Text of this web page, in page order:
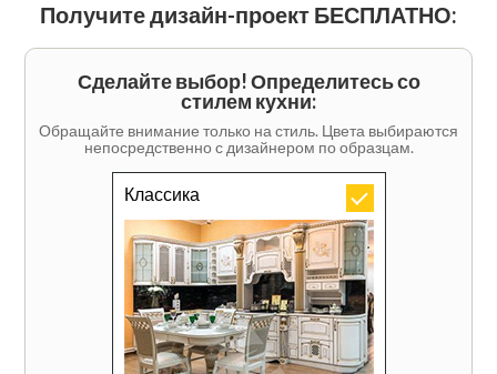
Получите дизайн-проект БЕСПЛАТНО:
Сделайте выбор! Определитесь со
стилем кухни:
Обращайте внимание только на стиль. Цвета выбираются
непосредственно с дизайнером по образцам.
Классика